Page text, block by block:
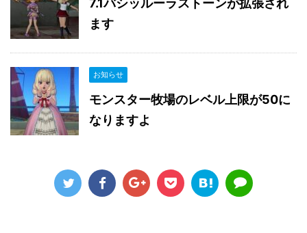
7.1バシッルーラストーンが拡張され
ます
お知らせ
モンスター牧場のレベル上限が50に
なりますよ